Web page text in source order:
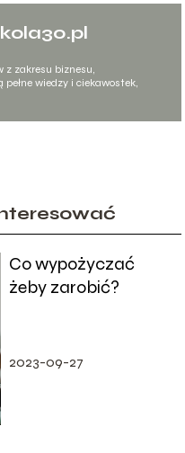
z zakresu biznesu,
wiedzy i ciekawostek,
Co wypożyczać
żeby zarobić?
2023-09-27